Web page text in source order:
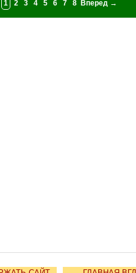
1 2 3 4 5 6 7 8 Вперед →